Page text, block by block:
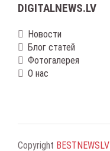
DIGITALNEWS.LV
Новости
Блог статей
Фотогалерея
О нас
Copyright